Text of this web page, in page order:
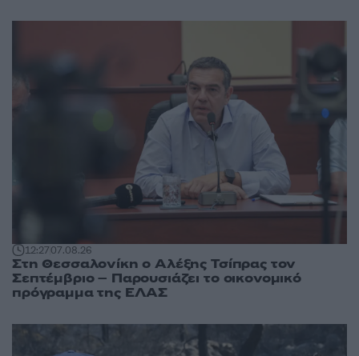
12:2707.08.26
Στη Θεσσαλονίκη ο Αλέξης Τσίπρας τον
Σεπτέμβριο – Παρουσιάζει το οικονομικό
πρόγραμμα της ΕΛΑΣ